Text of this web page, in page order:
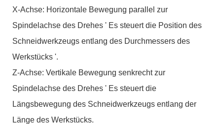
X-Achse: Horizontale Bewegung parallel zur
Spindelachse des Drehes ' Es steuert die Position des
Schneidwerkzeugs entlang des Durchmessers des
Werkstücks '.
Z-Achse: Vertikale Bewegung senkrecht zur
Spindelachse des Drehes ' Es steuert die
Längsbewegung des Schneidwerkzeugs entlang der
Länge des Werkstücks.